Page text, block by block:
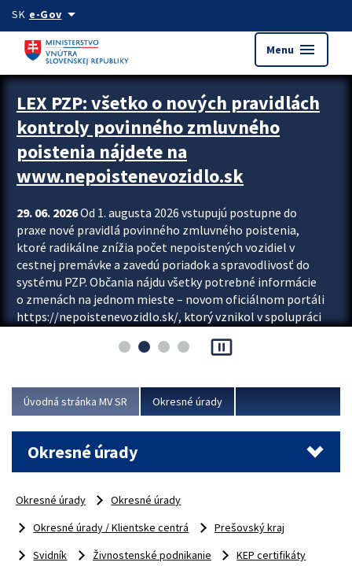
Preskocit na hlavný obsah
SK e-Govarrow_drop_down
Menu menu
Zastavit automatický posun upútavok
LEX PZP: všetko o nových pravidlách
kontroly povinného zmluvného
poistenia nájdete na
www.nepoistenevozidlo.sk
29. 06. 2026Od 1. augusta 2026 vstupujú postupne do
praxe nové pravidlá povinného zmluvného poistenia,
ktoré radikálne znížia počet nepoistených vozidiel v
cestnej premávke a zavedú poriadok a spravodlivosť do
systému PZP. Občania nájdu všetky potrebné informácie
o zmenách na jednom mieste – novom oficiálnom portáli
https://nepoistenevozidlo.sk/, ktorý vznikol v spolupráci
asociácie poisťovní (SLASPO) a Ministerstva vnútra SR.
Viac
pause_presentation
Úvodná stránka MV SR Okresné úrady
Okresné úrady
Okresné úrady
Okresné úrady
Okresné úrady / Klientske centrá
Prešovský kraj
Svidník
Živnostenské podnikanie KEP certifikáty